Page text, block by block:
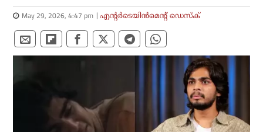
May 29, 2026, 4:47 pm എന്റര്‍ടെയിന്‍മെന്റ് ഡെസ്‌ക്